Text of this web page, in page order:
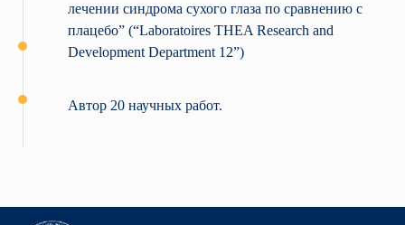
лечении синдрома сухого глаза по сравнению с
плацебо” (“Laboratoires THEA Research and
Development Department 12”)
Автор 20 научных работ.